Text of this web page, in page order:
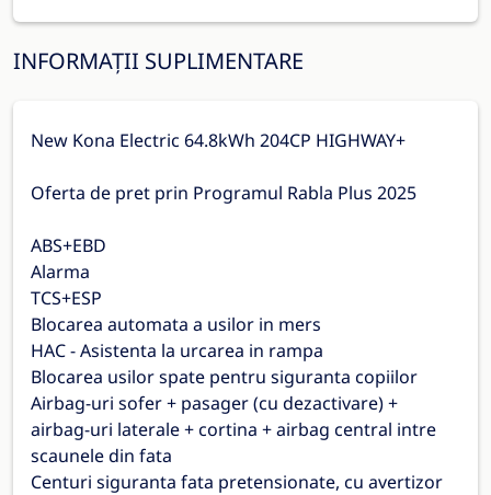
INFORMAȚII SUPLIMENTARE
New Kona Electric 64.8kWh 204CP HIGHWAY+
Oferta de pret prin Programul Rabla Plus 2025
ABS+EBD
Alarma
TCS+ESP
Blocarea automata a usilor in mers
HAC - Asistenta la urcarea in rampa
Blocarea usilor spate pentru siguranta copiilor
Airbag-uri sofer + pasager (cu dezactivare) +
airbag-uri laterale + cortina + airbag central intre
scaunele din fata
Centuri siguranta fata pretensionate, cu avertizor